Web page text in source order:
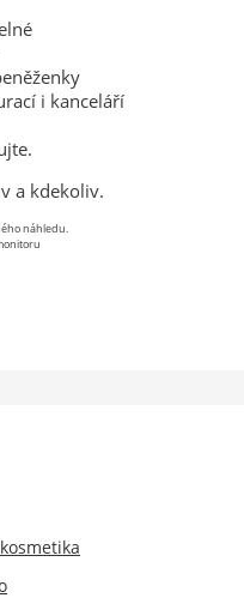
i kanceláří
a kdekoliv.
náhledu.